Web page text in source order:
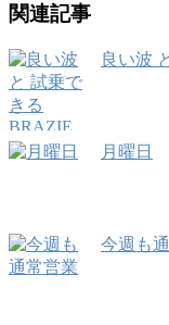
関連記事
良い波
月曜日
今週も